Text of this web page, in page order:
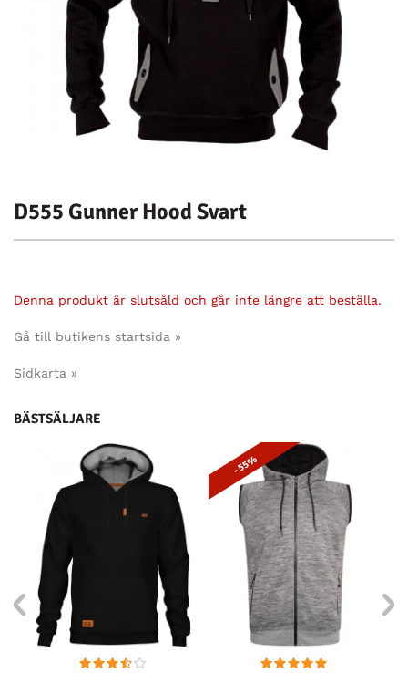
D555 Gunner Hood Svart
Denna produkt är slutsåld och går inte längre att beställa.
Gå till butikens startsida »
Sidkarta »
BÄSTSÄLJARE
- 55%